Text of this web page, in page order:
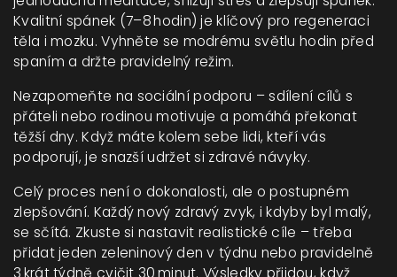
Kvalitní spánek (7–8 hodin) je klíčový pro regeneraci
těla i mozku. Vyhněte se modrému světlu hodin před
spaním a držte pravidelný režim.
Nezapomeňte na sociální podporu – sdílení cílů s
přáteli nebo rodinou motivuje a pomáhá překonat
těžší dny. Když máte kolem sebe lidi, kteří vás
podporují, je snazší udržet si zdravé návyky.
Celý proces není o dokonalosti, ale o postupném
zlepšování. Každý nový zdravý zvyk, i kdyby byl malý,
se sčítá. Zkuste si nastavit realistické cíle – třeba
přidat jeden zeleninový den v týdnu nebo pravidelně
3 krát týdně cvičit 30 minut. Výsledky přijdou, když